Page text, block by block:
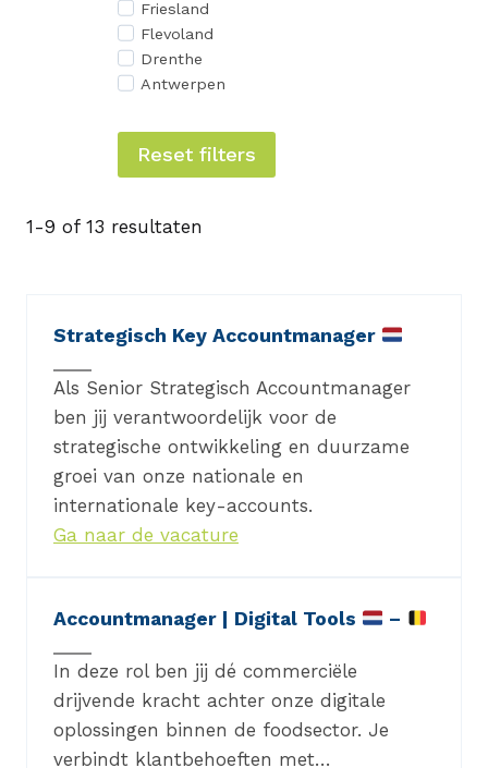
Friesland
Flevoland
Drenthe
Antwerpen
Reset filters
1-9 of 13 resultaten
Strategisch Key Accountmanager
Als Senior Strategisch Accountmanager
ben jij verantwoordelijk voor de
strategische ontwikkeling en duurzame
groei van onze nationale en
internationale key-accounts.
Ga naar de vacature
Accountmanager | Digital Tools –
In deze rol ben jij dé commerciële
drijvende kracht achter onze digitale
oplossingen binnen de foodsector. Je
verbindt klantbehoeften met…